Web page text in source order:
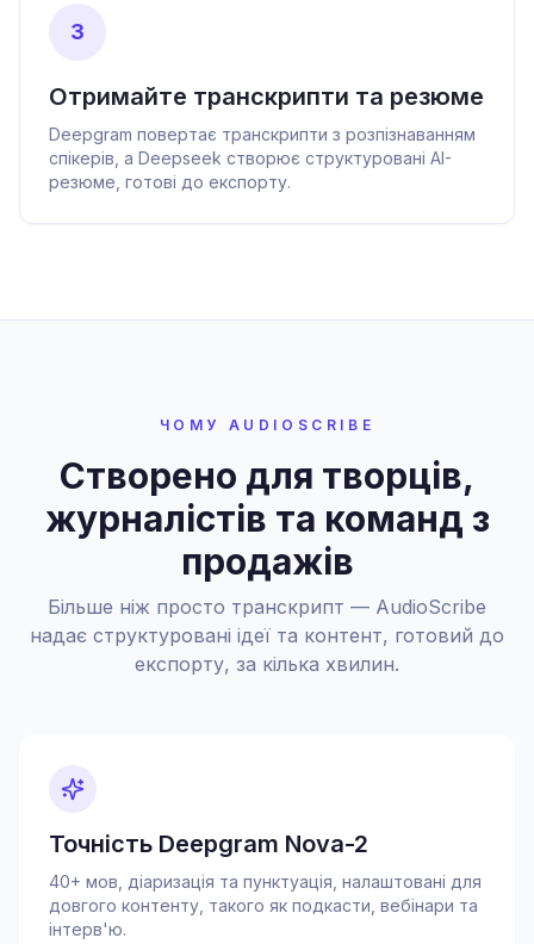
3
Отримайте транскрипти та резюме
Deepgram повертає транскрипти з розпізнаванням
спікерів, а Deepseek створює структуровані AI-
резюме, готові до експорту.
ЧОМУ AUDIOSCRIBE
Створено для творців,
журналістів та команд з
продажів
Більше ніж просто транскрипт — AudioScribe
надає структуровані ідеї та контент, готовий до
експорту, за кілька хвилин.
Точність Deepgram Nova-2
40+ мов, діаризація та пунктуація, налаштовані для
довгого контенту, такого як подкасти, вебінари та
інтерв'ю.